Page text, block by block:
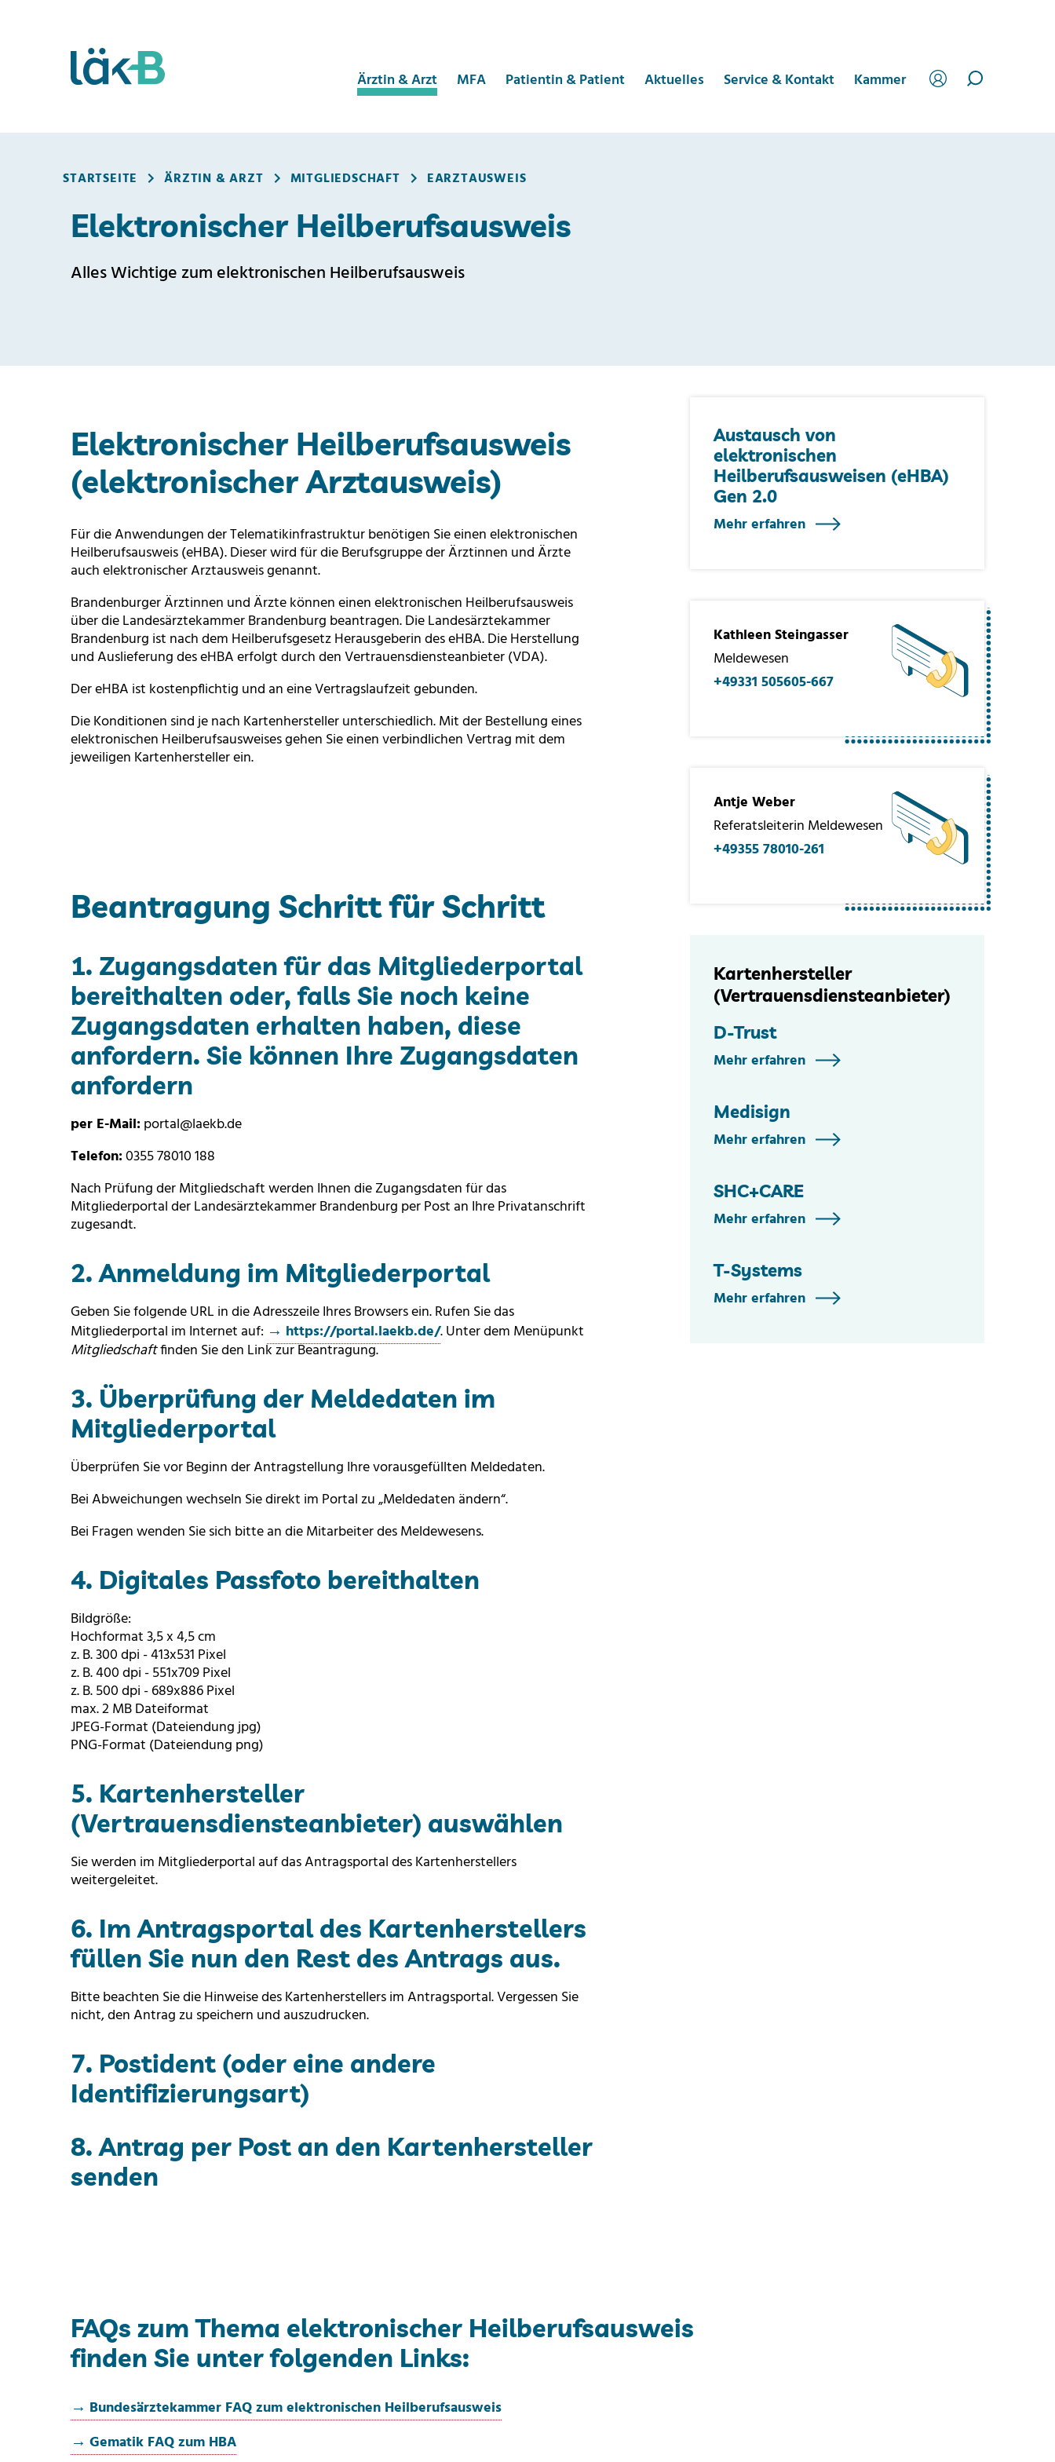
Ärztin & Arzt MFA Patientin & Patient Aktuelles Service & Kontakt Kammer
STARTSEITE ÄRZTIN & ARZT MITGLIEDSCHAFT EARZTAUSWEIS
Elektronischer Heilberufsausweis
Alles Wichtige zum elektronischen Heilberufsausweis
Elektronischer Heilberufsausweis
(elektronischer Arztausweis)
Für die Anwendungen der Telematikinfrastruktur benötigen Sie einen elektronischen
Heilberufsausweis (eHBA). Dieser wird für die Berufsgruppe der Ärztinnen und Ärzte
auch elektronischer Arztausweis genannt.
Brandenburger Ärztinnen und Ärzte können einen elektronischen Heilberufsausweis
über die Landesärztekammer Brandenburg beantragen. Die Landesärztekammer
Brandenburg ist nach dem Heilberufsgesetz Herausgeberin des eHBA. Die Herstellung
und Auslieferung des eHBA erfolgt durch den Vertrauensdiensteanbieter (VDA).
Der eHBA ist kostenpflichtig und an eine Vertragslaufzeit gebunden.
Die Konditionen sind je nach Kartenhersteller unterschiedlich. Mit der Bestellung eines
elektronischen Heilberufsausweises gehen Sie einen verbindlichen Vertrag mit dem
jeweiligen Kartenhersteller ein.
Beantragung Schritt für Schritt
1. Zugangsdaten für das Mitgliederportal
bereithalten oder, falls Sie noch keine
Zugangsdaten erhalten haben, diese
anfordern. Sie können Ihre Zugangsdaten
anfordern
per E-Mail:portal@laekb.de
Telefon:0355 78010 188
Nach Prüfung der Mitgliedschaft werden Ihnen die Zugangsdaten für das
Mitgliederportal der Landesärztekammer Brandenburg per Post an Ihre Privatanschrift
zugesandt.
2. Anmeldung im Mitgliederportal
Geben Sie folgende URL in die Adresszeile Ihres Browsers ein. Rufen Sie das
Mitgliederportal im Internet auf:
https://portal.laekb.de/. Unter dem Menüpunkt
Mitgliedschaftfinden Sie den Link zur Beantragung.
3. Überprüfung der Meldedaten im
Mitgliederportal
Überprüfen Sie vor Beginn der Antragstellung Ihre vorausgefüllten Meldedaten.
Bei Abweichungen wechseln Sie direkt im Portal zu „Meldedaten ändern“.
Bei Fragen wenden Sie sich bitte an die Mitarbeiter des Meldewesens.
4. Digitales Passfoto bereithalten
Bildgröße:
Hochformat 3,5 x 4,5 cm
z. B. 300 dpi - 413x531 Pixel
z. B. 400 dpi - 551x709 Pixel
z. B. 500 dpi - 689x886 Pixel
max. 2 MB Dateiformat
JPEG-Format (Dateiendung jpg)
PNG-Format (Dateiendung png)
5. Kartenhersteller
(Vertrauensdiensteanbieter) auswählen
Sie werden im Mitgliederportal auf das Antragsportal des Kartenherstellers
weitergeleitet.
6. Im Antragsportal des Kartenherstellers
füllen Sie nun den Rest des Antrags aus.
Bitte beachten Sie die Hinweise des Kartenherstellers im Antragsportal. Vergessen Sie
nicht, den Antrag zu speichern und auszudrucken.
7. Postident (oder eine andere
Identifizierungsart)
8. Antrag per Post an den Kartenhersteller
senden
Austausch von
elektronischen
Heilberufsausweisen (eHBA)
Gen 2.0
Mehr erfahren
Kathleen Steingasser
Meldewesen
+49331 505605-667
Antje Weber
Referatsleiterin Meldewesen
+49355 78010-261
Kartenhersteller
(Vertrauensdiensteanbieter)
D-Trust
Mehr erfahren
Medisign
Mehr erfahren
SHC+CARE
Mehr erfahren
T-Systems
Mehr erfahren
FAQs zum Thema elektronischer Heilberufsausweis
finden Sie unter folgenden Links:
Bundesärztekammer FAQ zum elektronischen Heilberufsausweis
Gematik FAQ zum HBA